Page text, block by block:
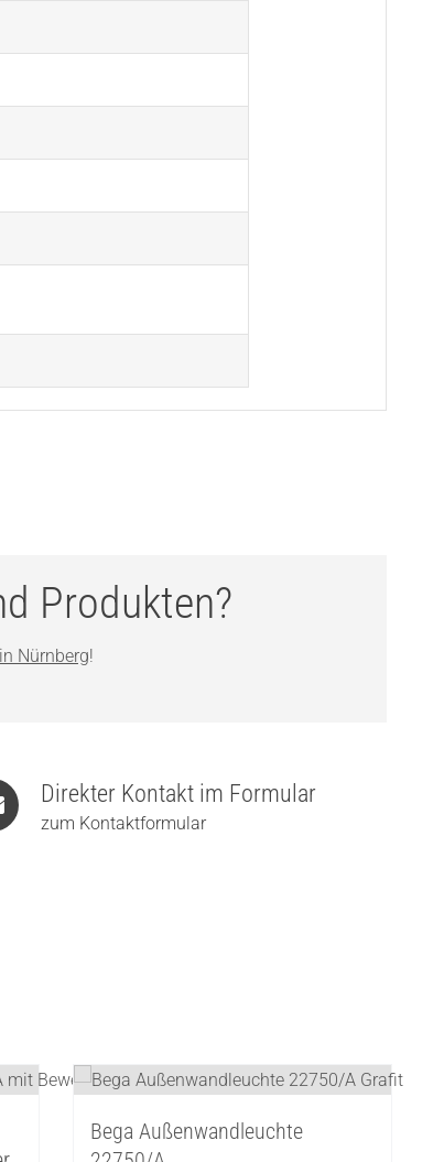
Produkten?
Nürnberg!
Direkter Kontakt im Formular
zum Kontaktformular
Bega Außenwandleuchte